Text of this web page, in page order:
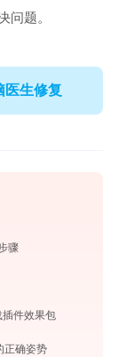
问题。
医生修复
骤
件效果包
正确姿势